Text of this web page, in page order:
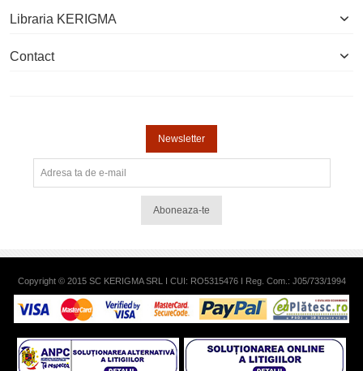
Libraria KERIGMA
Contact
Newsletter
Aboneaza-te
Copyright © 2015 SC KERIGMA SRL I CUI: RO5315476 I Reg. Com.: J05/733/1994